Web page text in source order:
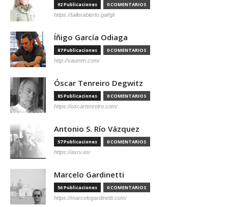
92 Publicaciones 0 COMENTARIOS
https://tallerabierto.gal/gl/
Íñigo García Odiaga
87 Publicaciones 0 COMENTARIOS
http://vaumm.com/
Óscar Tenreiro Degwitz
85 Publicaciones 0 COMENTARIOS
https://oscartenreiro.com/
Antonio S. Río Vázquez
57 Publicaciones 0 COMENTARIOS
https://asrv.es/
Marcelo Gardinetti
56 Publicaciones 0 COMENTARIOS
https://marcelogardinetti.com/